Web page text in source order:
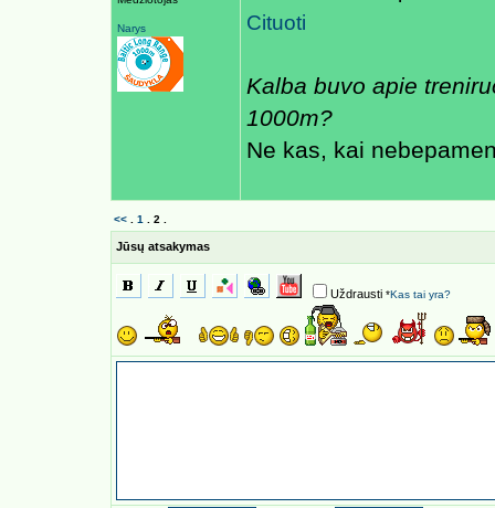
Narys
Cituoti
Kalba buvo apie
1000m?
Ne kas, kai
<< 1 2
Jūsų atsakymas
Uždrausti *Kas tai yra?